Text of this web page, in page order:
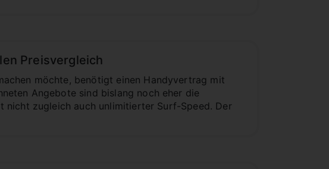
Preisvergleich
möchte, benötigt einen Handyvertrag mit
Angebote sind bislang noch eher die
nicht zugleich auch unlimitierter Surf-Speed. Der